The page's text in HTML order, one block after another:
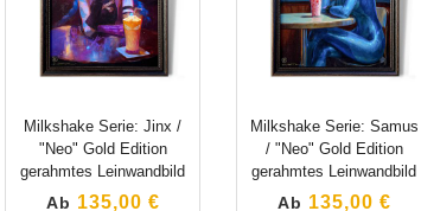
Milkshake Serie: Jinx /
"Neo" Gold Edition
gerahmtes Leinwandbild
Ab 135,00 €
Milkshake Serie: Samus
/ "Neo" Gold Edition
gerahmtes Leinwandbild
Ab 135,00 €